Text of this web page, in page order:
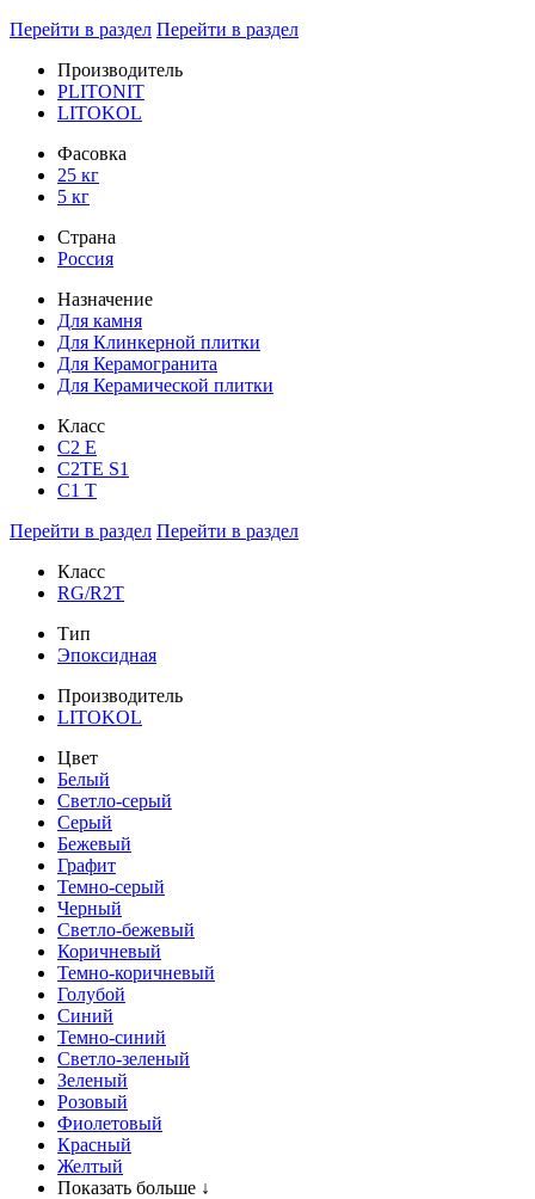
Перейти в раздел Перейти в раздел
Производитель
PLITONIT
LITOKOL
Фасовка
25 кг
5 кг
Страна
Россия
Назначение
Для камня
Для Клинкерной плитки
Для Керамогранита
Для Керамической плитки
Класс
С2 Е
C2TE S1
C1 T
Перейти в раздел Перейти в раздел
Класс
RG/R2T
Тип
Эпоксидная
Производитель
LITOKOL
Цвет
Белый
Светло-серый
Серый
Бежевый
Графит
Темно-серый
Черный
Светло-бежевый
Коричневый
Темно-коричневый
Голубой
Синий
Темно-синий
Светло-зеленый
Зеленый
Розовый
Фиолетовый
Красный
Желтый
Показать больше ↓